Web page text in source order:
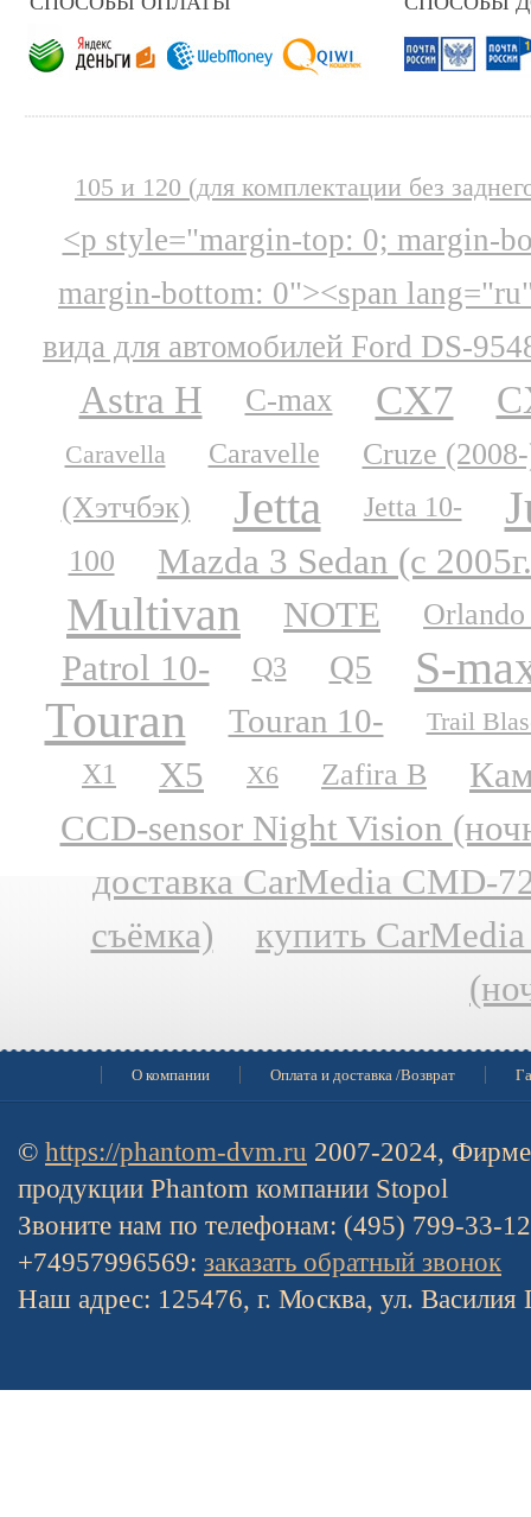
105 и 120 (для комплектации без
<p style="margin-top: 0; margin-
margin-bottom: 0"><span
вида для автомобилей Ford DS-
Astra H C-max CX7
Caravella Caravelle
Cruze
(Хэтчбэк)
Jetta Jetta 10-
100 Mazda 3 Sedan (с
Multivan NOTE
Patrol 10- Q3 Q5 S-
Touran Touran 10- Trail
X1 X5 X6 Zafira B
CCD-sensor Night Vision
доставка CarMedia CMD-
съёмка)
купить
О компании Оплата и доставка /Возврат
© https://phantom-dvm.ru 2007-2024,
продукции Phantom компании Stopol
Звоните нам по телефонам: (495) 799-33-
+74957996569: заказать обратный звонок
Наш адрес: 125476, г. Москва, ул. Василия